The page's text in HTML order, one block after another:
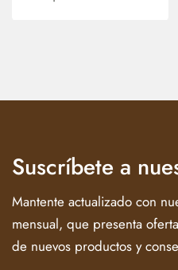
Suscríbete a
Mantente actualizado con
mensual, que presenta
de nuevos productos y